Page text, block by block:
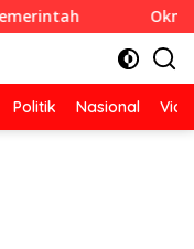
Oknum Guru
Politik Nasional